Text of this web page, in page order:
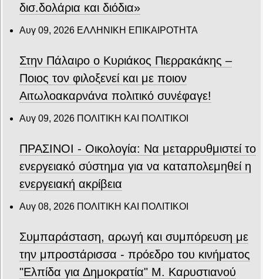
δισ.δολάρια και διόδια»
Αυγ 09, 2026 ΕΛΛΗΝΙΚΗ ΕΠΙΚΑΙΡΟΤΗΤΑ
Στην Πάλαιρο ο Κυριάκος Πιερρακάκης –
Ποιος τον φιλοξενεί και με ποιον
Αιτωλοακαρνάνα πολιτικό συνέφαγε!
Αυγ 09, 2026 ΠΟΛΙΤΙΚΗ ΚΑΙ ΠΟΛΙΤΙΚΟΙ
ΠΡΑΣΙΝΟΙ - Οικολογία: Να μεταρρυθμιστεί το
ενεργειακό σύστημα για να καταπολεμηθεί η
ενεργειακή ακρίβεια
Αυγ 08, 2026 ΠΟΛΙΤΙΚΗ ΚΑΙ ΠΟΛΙΤΙΚΟΙ
Συμπαράσταση, αρωγή και συμπόρευση με
την μπροστάρισσα - πρόεδρο του κινήματος
"Ελπίδα για Δημοκρατία" Μ. Καρυστιανού